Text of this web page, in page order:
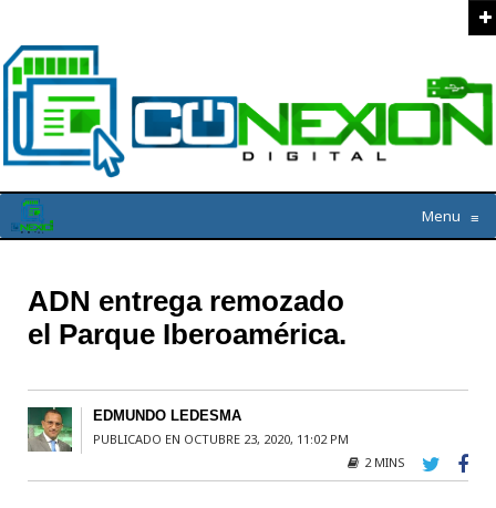
Menu ≡
ADN entrega remozado
el Parque Iberoamérica.
EDMUNDO LEDESMA
PUBLICADO EN OCTUBRE 23, 2020, 11:02 PM
2 MINS